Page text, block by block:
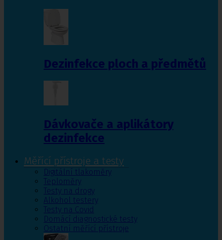
Dezinfekce ploch a předmětů
Dávkovače a aplikátory
dezinfekce
Měřící přístroje a testy
Digitální tlakoměry
Teploměry
Testy na drogy
Alkohol testery
Testy na Covid
Domácí diagnostické testy
Ostatní měřící přístroje